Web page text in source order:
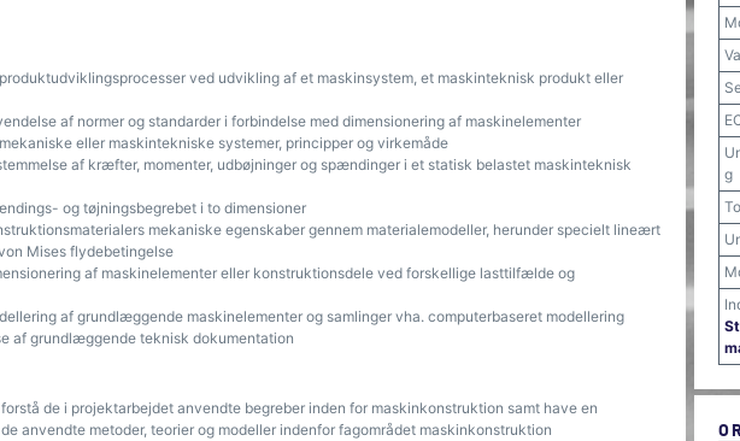
ved udvikling af et maskinsystem, et maskinteknisk produkt eller
af normer og standarder i forbindelse med dimensionering af maskinelementer
eller maskintekniske systemer, principper og virkemåde
af kræfter, momenter, udbøjninger og spændinger i et statisk belastet maskinteknisk
og tøjningsbegrebet i to dimensioner
mekaniske egenskaber gennem materialemodeller, herunder specielt lineært
Mises flydebetingelse
af maskinelementer eller konstruktionsdele ved forskellige lasttilfælde og
af grundlæggende maskinelementer og samlinger vha. computerbaseret modellering
af grundlæggende teknisk dokumentation
de i projektarbejdet anvendte begreber inden for maskinkonstruktion samt have en
anvendte metoder, teorier og modeller indenfor fagområdet maskinkonstruktion
g